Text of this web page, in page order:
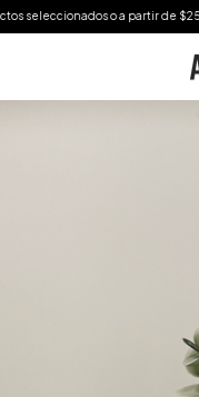
o a partir de $250.000